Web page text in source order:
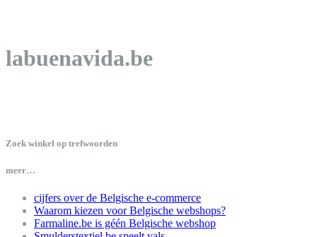
labuenavida.be
Zoek winkel op trefwoorden
meer…
cijfers over de Belgische e-commerce
Waarom kiezen voor Belgische webshops?
Farmaline.be is géén Belgische webshop